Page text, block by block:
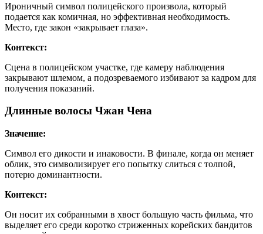
Ироничный символ полицейского произвола, который
подается как комичная, но эффективная необходимость.
Место, где закон «закрывает глаза».
Контекст:
Сцена в полицейском участке, где камеру наблюдения
закрывают шлемом, а подозреваемого избивают за кадром для
получения показаний.
Длинные волосы Чжан Чена
Значение:
Символ его дикости и инаковости. В финале, когда он меняет
облик, это символизирует его попытку слиться с толпой,
потерю доминантности.
Контекст:
Он носит их собранными в хвост большую часть фильма, что
выделяет его среди коротко стриженных корейских бандитов